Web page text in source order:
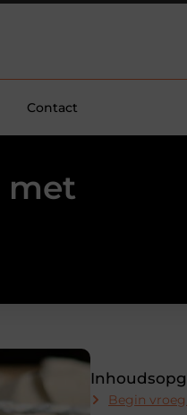
Contact
met
Begin